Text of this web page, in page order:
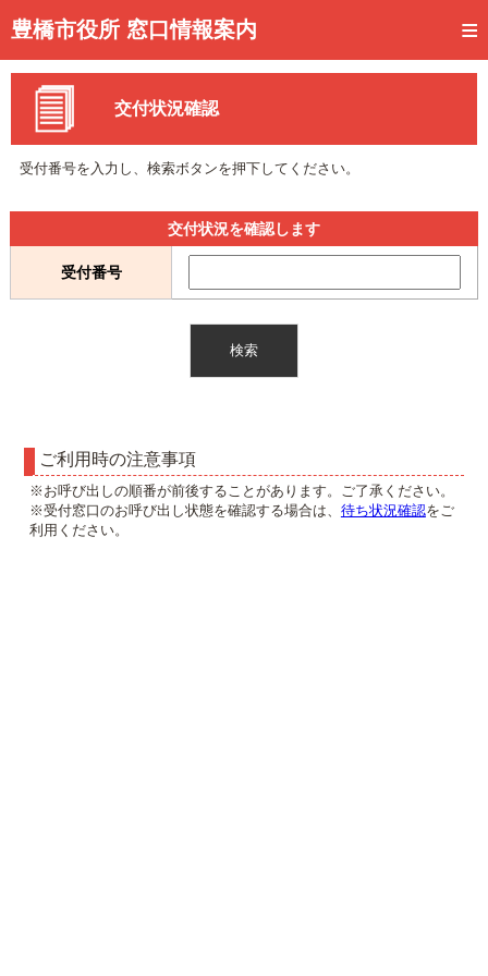
豊橋市役所 窓口情報案内
トップページ
事前予約
予約状況確認
待ち状況確認
交付状況確認
交付状況確認
受付番号を入力し、検索ボタンを押下してください。
交付状況を確認します
受付番号
ご利用時の注意事項
※お呼び出しの順番が前後することがあります。ご了承ください。
※受付窓口のお呼び出し状態を確認する場合は、 待ち状況確認をご
利用ください。